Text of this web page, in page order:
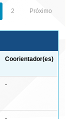
2 Próximo
Coorientador(es)
-